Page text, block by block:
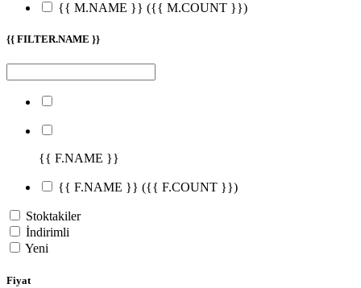
{{ M.NAME }} ({{ M.COUNT }})
{{ FILTER.NAME }}
{{ F.NAME }}
{{ F.NAME }} ({{ F.COUNT }})
Stoktakiler
İndirimli
Yeni
Fiyat